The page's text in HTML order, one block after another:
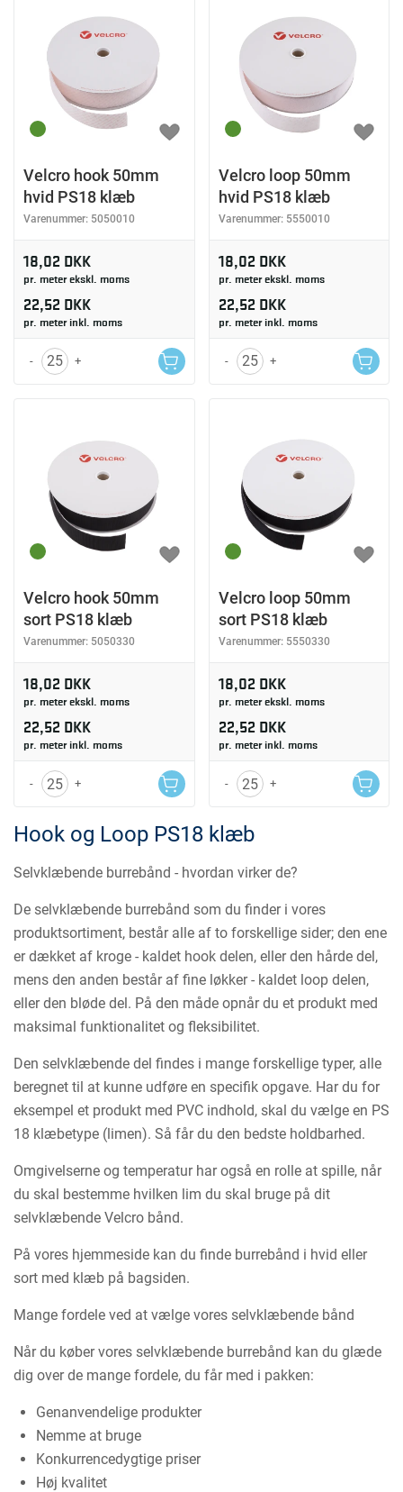
Velcro hook 50mm
hvid PS18 klæb
Varenummer: 5050010
18,02 DKK
pr. meter ekskl. moms
22,52 DKK
pr. meter inkl. moms
- +
Velcro loop 50mm
hvid PS18 klæb
Varenummer: 5550010
18,02 DKK
pr. meter ekskl. moms
22,52 DKK
pr. meter inkl. moms
- +
Velcro hook 50mm
sort PS18 klæb
Varenummer: 5050330
18,02 DKK
pr. meter ekskl. moms
22,52 DKK
pr. meter inkl. moms
- +
Velcro loop 50mm
sort PS18 klæb
Varenummer: 5550330
18,02 DKK
pr. meter ekskl. moms
22,52 DKK
pr. meter inkl. moms
- +
Hook og Loop PS18 klæb
Selvklæbende burrebånd - hvordan virker de?
De selvklæbende burrebånd som du finder i vores
produktsortiment, består alle af to forskellige sider; den ene
er dækket af kroge - kaldet hook delen, eller den hårde del,
mens den anden består af fine løkker - kaldet loop delen,
eller den bløde del. På den måde opnår du et produkt med
maksimal funktionalitet og fleksibilitet.
Den selvklæbende del findes i mange forskellige typer, alle
beregnet til at kunne udføre en specifik opgave. Har du for
eksempel et produkt med PVC indhold, skal du vælge en PS
18 klæbetype (limen). Så får du den bedste holdbarhed.
Omgivelserne og temperatur har også en rolle at spille, når
du skal bestemme hvilken lim du skal bruge på dit
selvklæbende Velcro bånd.
På vores hjemmeside kan du finde burrebånd i hvid eller
sort med klæb på bagsiden.
Mange fordele ved at vælge vores selvklæbende bånd
Når du køber vores selvklæbende burrebånd kan du glæde
dig over de mange fordele, du får med i pakken:
Genanvendelige produkter
Nemme at bruge
Konkurrencedygtige priser
Høj kvalitet